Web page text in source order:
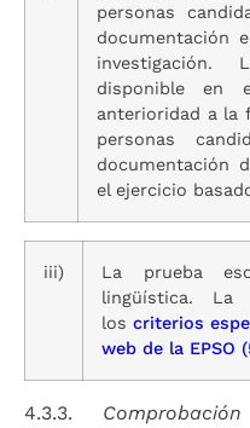
personas
documentación
investigación.
disponible en
anterioridad a la
personas
documentación
el ejercicio
iii)
La prueba
lingüística. La
loscriterios
web de la EPSO
4.3.3.